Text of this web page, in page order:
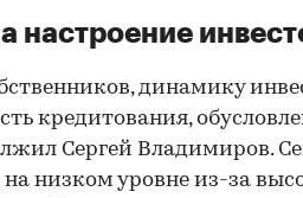
настроение
динамику
кредитования,
Сергей Владимиров.
низком уровне из-за